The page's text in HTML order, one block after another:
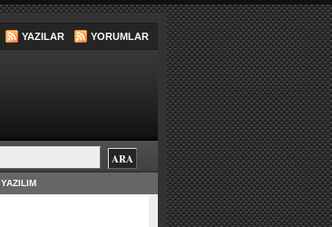
YAZILAR YORUMLAR
YAZILIM